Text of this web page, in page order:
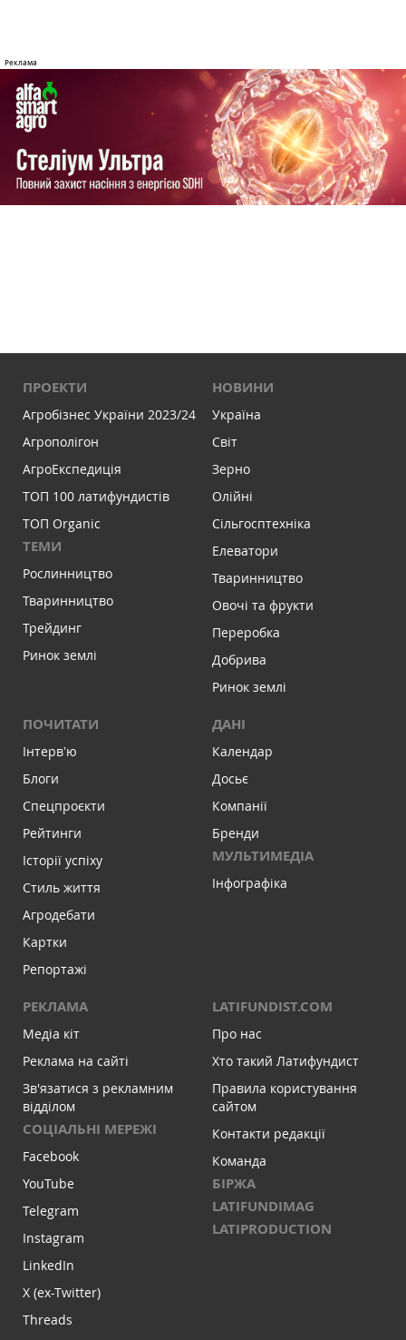
ПРОЕКТИ
Агробізнес України 2023/24
Агрополігон
АгроЕкспедиція
ТОП 100 латифундистів
ТОП Organic
ТЕМИ
Рослинництво
Тваринництво
Трейдинг
Ринок землі
НОВИНИ
Україна
Світ
Зерно
Олійні
Сільгосптехніка
Елеватори
Тваринництво
Овочі та фрукти
Переробка
Добрива
Ринок землі
ПОЧИТАТИ
Інтервʼю
Блоги
Спецпроєкти
Рейтинги
Історії успіху
Стиль життя
Агродебати
Картки
Репортажі
ДАНІ
Календар
Досьє
Компанії
Бренди
МУЛЬТИМЕДІА
Інфографіка
РЕКЛАМА
Медіа кіт
Реклама на сайті
Зв'язатися з рекламним
відділом
СОЦІАЛЬНІ МЕРЕЖІ
Facebook
YouTube
Telegram
Instagram
LinkedIn
X (ex-Twitter)
Threads
LATIFUNDIST.COM
Про нас
Хто такий Латифундист
Правила користування
сайтом
Контакти редакції
Команда
БІРЖА
LATIFUNDIMAG
LATIPRODUCTION